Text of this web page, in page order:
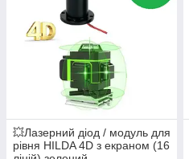
💥Лазерний діод / модуль для
рівня HILDA 4D з екраном (16